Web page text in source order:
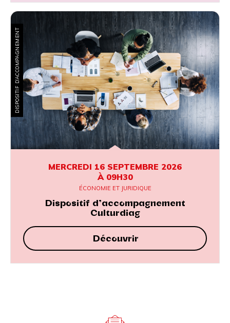
DISPOSITIF D’ACCOMPAGNEMENT
MERCREDI 16 SEPTEMBRE 2026
À 09H30
ÉCONOMIE ET JURIDIQUE
Dispositif d’accompagnement
Culturdiag
Découvrir